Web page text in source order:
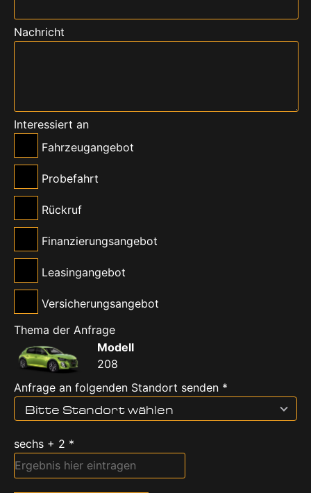
Nachricht
Interessiert an
Fahrzeugangebot
Probefahrt
Rückruf
Finanzierungsangebot
Leasingangebot
Versicherungsangebot
Thema der Anfrage
Modell
208
Anfrage an folgenden Standort senden *
Bitte Standort wählen
sechs + 2 *